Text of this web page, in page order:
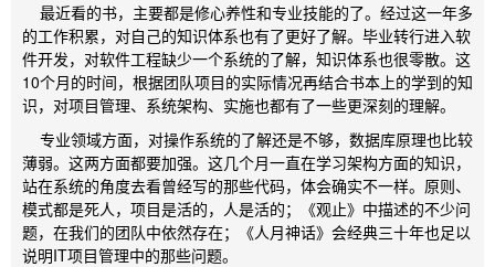
最近看的书，主要都是修心养性和专业技能的了。经过这一年多
的工作积累，对自己的知识体系也有了更好了解。毕业转行进入软
件开发，对软件工程缺少一个系统的了解，知识体系也很零散。这
10个月的时间，根据团队项目的实际情况再结合书本上的学到的知
识，对项目管理、系统架构、实施也都有了一些更深刻的理解。
专业领域方面，对操作系统的了解还是不够，数据库原理也比较
薄弱。这两方面都要加强。这几个月一直在学习架构方面的知识，
站在系统的角度去看曾经写的那些代码，体会确实不一样。原则、
模式都是死人，项目是活的，人是活的；《观止》中描述的不少问
题，在我们的团队中依然存在；《人月神话》会经典三十年也足以
说明IT项目管理中的那些问题。